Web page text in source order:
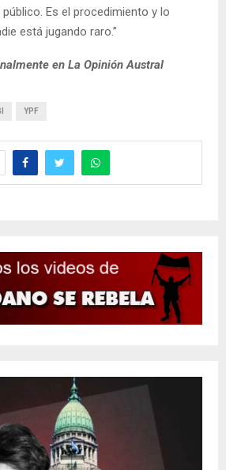
Es el procedimiento y lo
está jugando raro.”
en La Opinión Austral
YPF